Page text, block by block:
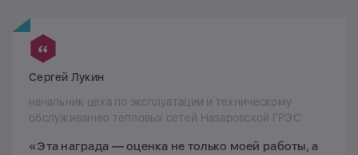
Сергей Лукин
начальник цеха по эксплуатации и техническому
обслуживанию тепловых сетей Назаровской ГРЭС
«Эта награда — оценка не только моей работы, а